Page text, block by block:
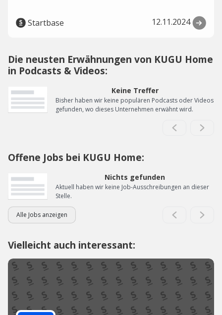
Startbase 12.11.2024
Die neusten Erwähnungen von KUGU Home
in Podcasts & Videos:
Keine Treffer
Bisher haben wir keine populären Podcasts oder Videos
gefunden, wo dieses Unternehmen erwähnt wird.
Offene Jobs bei KUGU Home:
Nichts gefunden
Aktuell haben wir keine Job-Ausschreibungen an dieser
Stelle.
Alle Jobs anzeigen
Vielleicht auch interessant: